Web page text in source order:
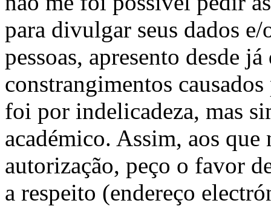
para divulgar seus dados
pessoas, apresento desde
constrangimentos
foi por indelicadeza, mas
académico. Assim, aos
autorização, peço o favor
a respeito (endereço